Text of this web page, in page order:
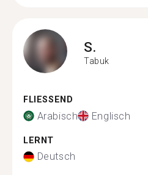
S.
Tabuk
FLIESSEND
Arabisch Englisch
LERNT
Deutsch